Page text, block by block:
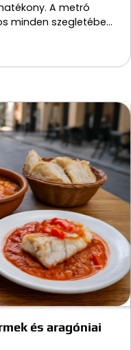
A metró
minden szegletébe…
és aragóniai